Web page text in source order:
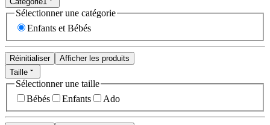
Sélectionner une catégorie
Enfants et Bébés
Réinitialiser
Afficher les produits
Taille
Sélectionner une taille
Bébés
Enfants Ado